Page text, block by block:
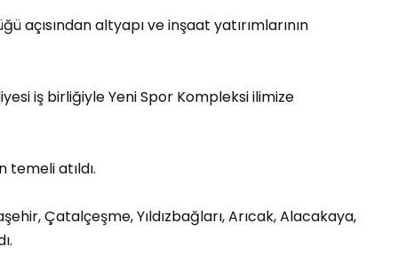
açısından altyapı ve inşaat yatırımlarının
iş birliğiyle Yeni Spor Kompleksi ilimize
temeli atıldı.
Çatalçeşme, Yıldızbağları, Arıcak, Alacakaya,